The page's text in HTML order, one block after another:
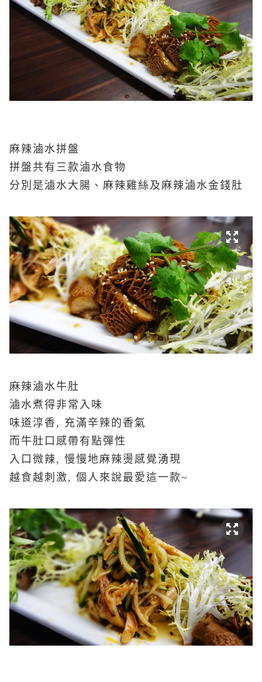
麻辣滷水拼盤
拼盤共有三款滷水食物
分別是滷水大腸、麻辣雞絲及麻辣滷水金錢肚
麻辣滷水牛肚
滷水煮得非常入味
味道 淳香, 充滿 辛辣的香氣
而牛肚口感帶有點彈性
入口微辣, 慢慢地麻辣燙感覺湧現
越食越刺激, 個人來說最愛這一款~